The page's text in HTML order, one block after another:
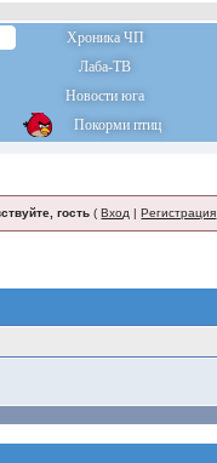
Хроника ЧП
Лаба-ТВ
Новости юга
Покорми птиц
гость (Вход |Регистрация